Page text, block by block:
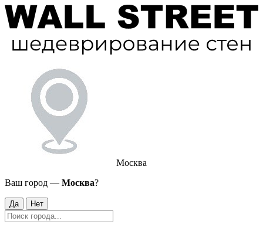
Москва
Ваш город — Москва?
Да Нет